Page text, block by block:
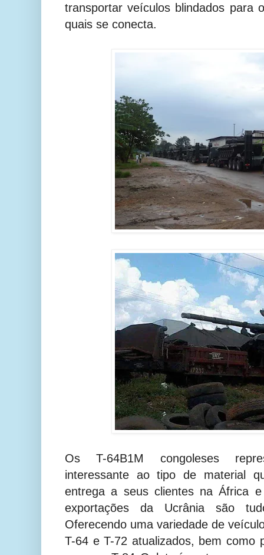
transportar veículos blindados para
quais se conecta.
Os T-64B1M congoleses
interessante ao tipo de material
entrega a seus clientes na África
exportações da Ucrânia são
Oferecendo uma variedade de
T-64 e T-72 atualizados, bem como